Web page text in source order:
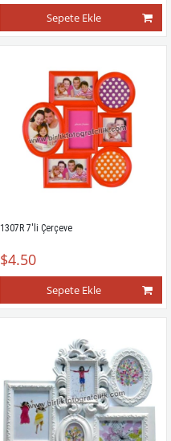
Sepete Ekle
1307R 7'li Çerçeve
$4.50
Sepete Ekle